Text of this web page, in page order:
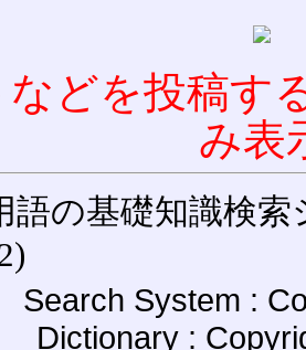
などを投稿す
み表
語の基礎知識検
Search System :
Dictionary :